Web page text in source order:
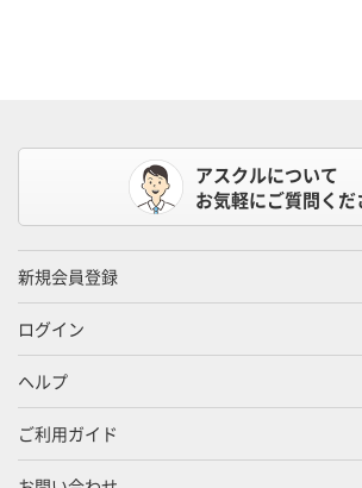
アスクルについて
お気軽にご質問くだ
新規会員登録
ログイン
ヘルプ
ご利用ガイド